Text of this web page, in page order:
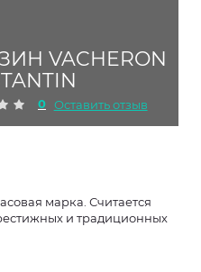
VACHERON
0 Оставить отзыв
марка. Считается
и традиционных